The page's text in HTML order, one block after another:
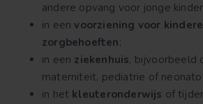
andere opvang voor jonge
in een voorziening voor
zorgbehoeften;
in een ziekenhuis, bijvoorbeeld
materniteit, pediatrie of
in het kleuteronderwijs of